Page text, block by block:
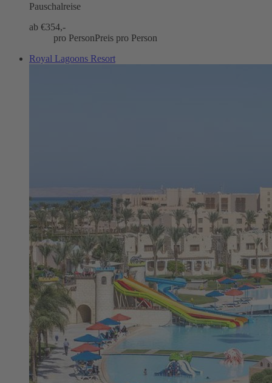
Pauschalreise
ab €354,-
pro PersonPreis pro Person
Royal Lagoons Resort